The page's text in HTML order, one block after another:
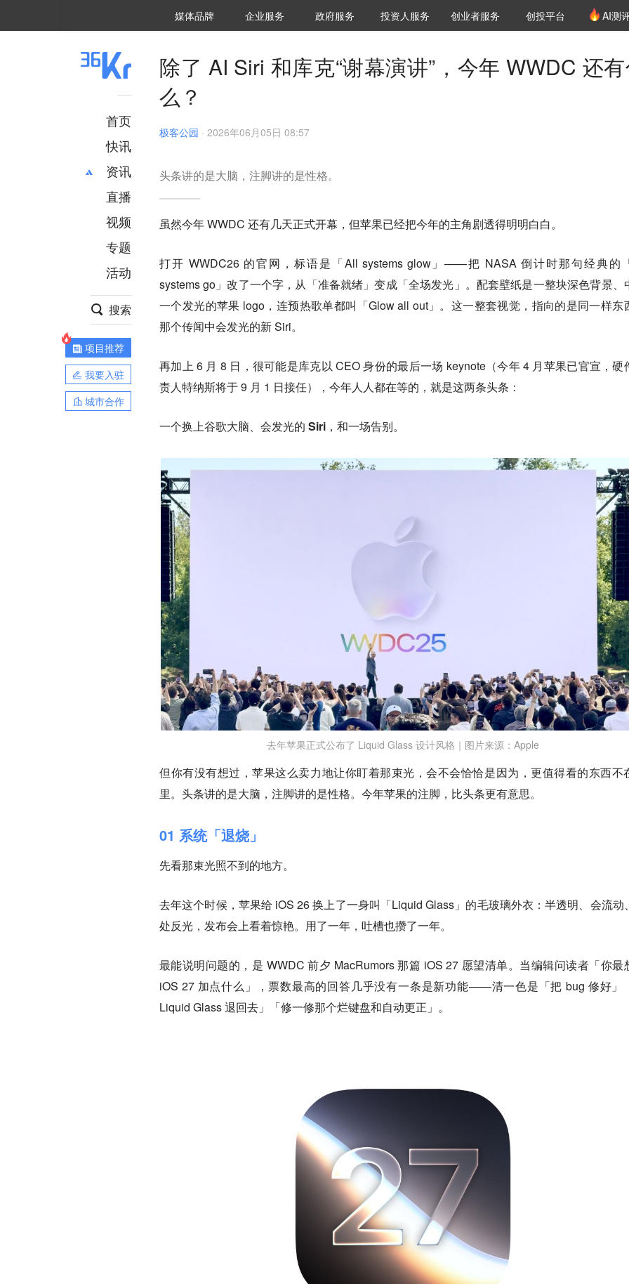
媒体品牌 36Kr研究院
企业服务 城市之窗
政府服务 VClub投资机构库
投资机构职位推介
投资人服务 创投氪堂
创业者服务 创投平台 AI测
首页
快讯
资讯
推荐
财经
项目推荐
安徽
直播
视频
专题
活动
搜索
项目推荐
我要入驻
城市合作
除了 AI Siri 和库克“谢幕演讲”，今年 WWDC 还
么？
极客公园 · 2026年06月05日 08:57
​头条讲的是大脑，注脚讲的是性格。
虽然今年 WWDC 还有几天正式开幕，但苹果已经把今年的主角剧透得明明白白。
打开 WWDC26 的官网，标语是「All systems glow」——把 NASA 倒计时那句经典的
systems go」改了一个字，从「准备就绪」变成「全场发光」。配套壁纸是一整块深色背景、
一个发光的苹果 logo，连预热歌单都叫「Glow all out」。这一整套视觉，指向的是同一样东
那个传闻中会发光的新 Siri。
再加上 6 月 8 日，很可能是库克以 CEO 身份的最后一场 keynote（今年 4 月苹果已官宣，硬
责人特纳斯将于 9 月 1 日接任），今年人人都在等的，就是这两条头条：
一个换上谷歌大脑、会发光的 Siri，和一场告别。
去年苹果正式公布了 Liquid Glass 设计风格｜图片来源：Apple
但你有没有想过，苹果这么卖力地让你盯着那束光，会不会恰恰是因为，更值得看的东西不
里。头条讲的是大脑，注脚讲的是性格。今年苹果的注脚，比头条更有意思。
01 系统「退烧」
先看那束光照不到的地方。
去年这个时候，苹果给 iOS 26 换上了一身叫「Liquid Glass」的毛玻璃外衣：半透明、会流动
处反光，发布会上看着惊艳。用了一年，吐槽也攒了一年。
最能说明问题的，是 WWDC 前夕 MacRumors 那篇 iOS 27 愿望清单。当编辑问读者「你最
iOS 27 加点什么」，票数最高的回答几乎没有一条是新功能——清一色是「把 bug 修好」
Liquid Glass 退回去」「修一修那个烂键盘和自动更正」。